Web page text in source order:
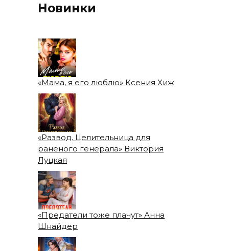
Новинки
«Мама, я его люблю» Ксения Хиж
«Развод. Целительница для
раненого генерала» Виктория
Луцкая
«Предатели тоже плачут» Анна
Шнайдер